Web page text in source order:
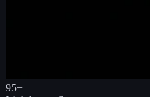
95+